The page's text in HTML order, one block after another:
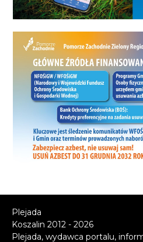
Plejada
Koszalin 2012 - 2026
Plejada, wydawca portalu,